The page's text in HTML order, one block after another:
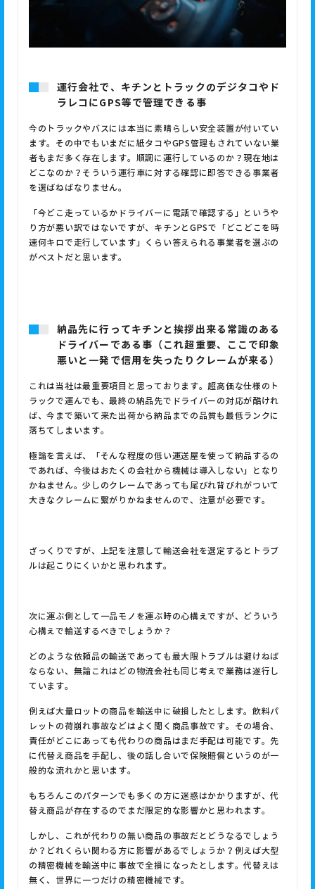
運行会社で、キチンとトラックのデジタコやド
ラレコにGPS等で管理できる事
今のトラックやバスには本当に素晴らしい安全装置が付いてい
ます。その中でもいまだに紙タコやGPS管理もされていない業
者もまだ多く存在します。順調に運行しているのか？現在地は
どこなのか？そういう運行車に対する確認に即答できる事業者
を選ばねばなりません。
「今どこ走っているかドライバーに電話で確認する」というや
り方が悪い訳ではないですが、キチンとGPSで「どこどこを時
速何キロで走行しています」くらい答えられる事業者を選ぶの
がベストだと思います。
納品先に行ってキチンと挨拶出来る常識のある
ドライバーである事（これ超重要、ここで印象
悪いと一発で信用を失ったりクレームが来る）
これは当社は最重要項目と思っております。超高価な仕様のト
ラックで運んでも、最終の納品先でドライバーの対応が酷けれ
ば、今まで築いて来た出荷から納品までの品質も最低ランクに
落ちてしまいます。
極論を言えば、「そんな程度の低い運送屋を使って納品するの
であれば、今後はおたくの会社から機械は導入しない」となり
かねません。少しのクレームであっても尾びれ背びれがついて
大きなクレームに繋がりかねませんので、注意が必要です。
ざっくりですが、上記を注意して輸送会社を選定するとトラブ
ルは起こりにくいかと思われます。
次に運ぶ側として一品モノを運ぶ時の心構えですが、どういう
心構えで輸送するべきでしょうか？
どのような依頼品の輸送であっても最大限トラブルは避けねば
ならない、無論これはどの物流会社も同じ考えで業務は遂行し
ています。
例えば大量ロットの商品を輸送中に破損したとします。飲料パ
レットの荷崩れ事故などはよく聞く商品事故です。その場合、
責任がどこにあっても代わりの商品はまだ手配は可能です。先
に代替え商品を手配し、後の話し合いで保険賠償というのが一
般的な流れかと思います。
もちろんこのパターンでも多くの方に迷惑はかかりますが、代
替え商品が存在するのでまだ限定的な影響かと思われます。
しかし、これが代わりの無い商品の事故だとどうなるでしょう
か？どれくらい関わる方に影響があるでしょうか？例えば大型
の精密機械を輸送中に事故で全損になったとします。代替えは
無く、世界に一つだけの精密機械です。